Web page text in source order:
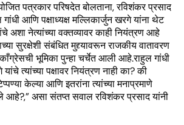
पत्रकार परिषदेत बोलताना, रविशंकर प्रसाद
आणि पक्षाध्यक्ष मल्लिकार्जुन खरगे यांना थेट
अशा नेत्यांच्या वक्तव्यावर काही नियंत्रण आहे
सुरक्षेशी संबंधित मुद्द्यावरून राजकीय वातावरण
भूमिका पुन्हा चर्चेत आली आहे.राहुल गांधी
त्यांच्या पक्षावर नियंत्रण नाही का? की
केल्या आणि इतरांना त्यांच्या मनाप्रमाणे
आहे?,” असा संतप्त सवाल रविशंकर प्रसाद यांनी